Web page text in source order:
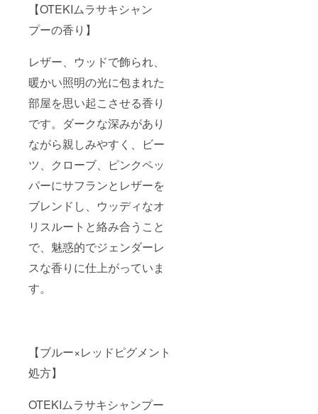
【OTEKIムラサキシャン
プーの香り】
レザー、ウッドで飾られ、
暖かい照明の光に包まれた
部屋を思い起こさせる香り
です。ダークな深みがあり
ながら親しみやすく、ビー
ツ、クローブ、ピンクペッ
パーにサフランとレザーを
ブレンドし、ウッディなオ
リスルートと絡み合うこと
で、魅惑的でジェンダーレ
スな香りに仕上がっていま
す。
【ブルー×レッドピグメント
処方】
OTEKIムラサキシャンプー